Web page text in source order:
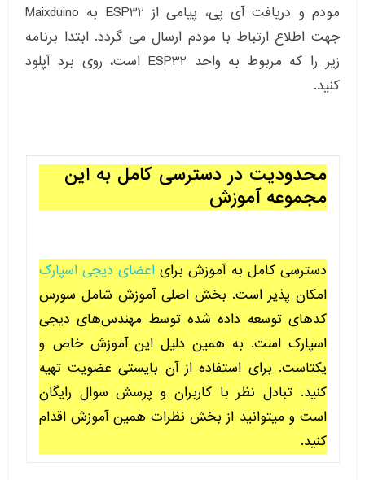
مودم و دریافت آی پی، پیامی از ESP32 به Maixduino
جهت اطلاع ارتباط با مودم ارسال می گردد. ابتدا برنامه
زیر را که مربوط به واحد ESP32 است، روی برد آپلود
کنید.
محدودیت در دسترسی کامل به این
مجموعه آموزش
دسترسی کامل به آموزش برای اعضای دیجی اسپارک
امکان پذیر است. بخش اصلی آموزش شامل سورس
کدهای توسعه داده شده توسط مهندس‌های دیجی
اسپارک است. به همین دلیل این آموزش خاص و
یکتاست. برای استفاده از آن بایستی عضویت تهیه
کنید. تبادل نظر با کاربران و پرسش سوال رایگان
است و میتوانید از بخش نظرات همین آموزش اقدام
کنید.